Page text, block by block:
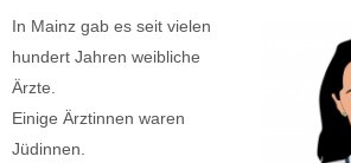
In Mainz gab es seit vielen
hundert Jahren weibliche
Ärzte.
Einige Ärztinnen waren
Jüdinnen.